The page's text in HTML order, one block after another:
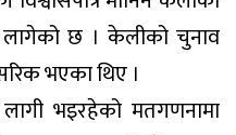
लागेको छ । केलीको चुनाव
सरिक भएका थिए ।
लागी भइरहेको मतगणनामा